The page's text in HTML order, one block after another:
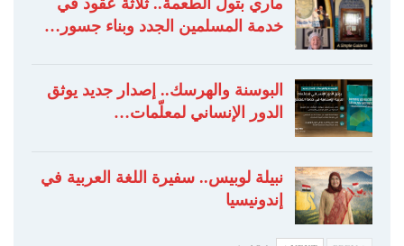
خدمة المسلمين الجدد وبناء جسور…
البوسنة والهرسك.. إصدار جديد يوثق
الدور الإنساني لمعلّمات…
نبيلة لوبيس.. سفيرة اللغة العربية في
إندونيسيا